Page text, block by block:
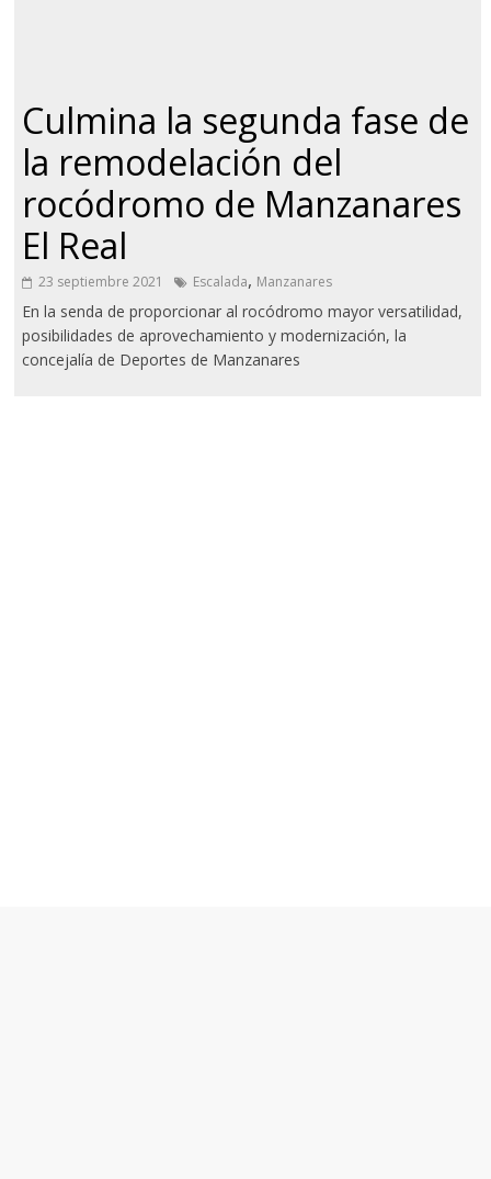
Culmina la segunda fase de
la remodelación del
rocódromo de Manzanares
El Real
23 septiembre 2021 Escalada, Manzanares
En la senda de proporcionar al rocódromo mayor versatilidad,
posibilidades de aprovechamiento y modernización, la
concejalía de Deportes de Manzanares